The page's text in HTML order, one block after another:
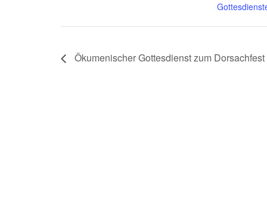
Ökumenischer Gottesdienst zum Dorsachfest